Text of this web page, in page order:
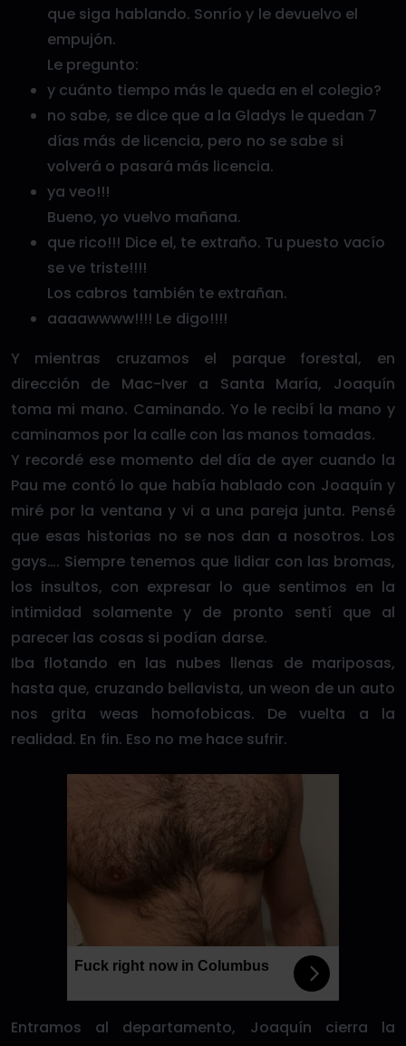
que siga hablando. Sonrío y le devuelvo el
empujón.
Le pregunto:
y cuánto tiempo más le queda en el colegio?
no sabe, se dice que a la Gladys le quedan 7
días más de licencia, pero no se sabe si
volverá o pasará más licencia.
ya veo!!!
Bueno, yo vuelvo mañana.
que rico!!! Dice el, te extraño. Tu puesto vacío
se ve triste!!!!
Los cabros también te extrañan.
aaaawwww!!!! Le digo!!!!
Y mientras cruzamos el parque forestal, en
dirección de Mac-Iver a Santa María, Joaquín
toma mi mano. Caminando. Yo le recibí la mano y
caminamos por la calle con las manos tomadas.
Y recordé ese momento del día de ayer cuando la
Pau me contó lo que había hablado con Joaquín y
miré por la ventana y vi a una pareja junta. Pensé
que esas historias no se nos dan a nosotros. Los
gays…. Siempre tenemos que lidiar con las bromas,
los insultos, con expresar lo que sentimos en la
intimidad solamente y de pronto sentí que al
parecer las cosas si podían darse.
Iba flotando en las nubes llenas de mariposas,
hasta que, cruzando bellavista, un weon de un auto
nos grita weas homofobicas. De vuelta a la
realidad. En fin. Eso no me hace sufrir.
Fuck right now in Columbus
Entramos al departamento, Joaquín cierra la